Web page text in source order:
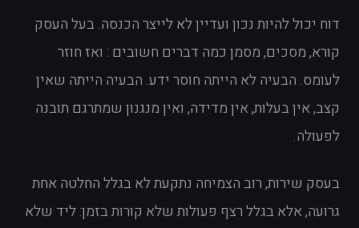
דוח יכול להיות נכון ועדיין לא לייצר הכנסה. בעל העסק
קורא, מסכים, מסמן כמה דברים חשובים : ואז חוזר
לעומס. הבעיה לא הייתה חוסר ידע. הבעיה הייתה שאין
קצב, אין בעלות, אין מדידה, ואין מנגנון שמתרגם תובנה
לפעולה.
בעסק שירות, רוב הצמיחה נתקעת לא בגלל החלטה אחת
גרועה, אלא בגלל רצף פעולות שלא קורות בזמן: ליד שלא